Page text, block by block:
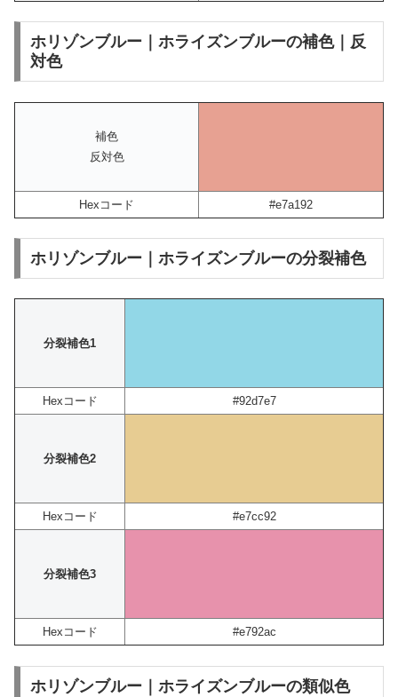
ホリゾンブルー｜ホライズンブルーの補色｜反
対色
補色
反対色
Hexコード #e7a192
ホリゾンブルー｜ホライズンブルーの分裂補色
分裂補色1
Hexコード #92d7e7
分裂補色2
Hexコード #e7cc92
分裂補色3
Hexコード #e792ac
ホリゾンブルー｜ホライズンブルーの類似色